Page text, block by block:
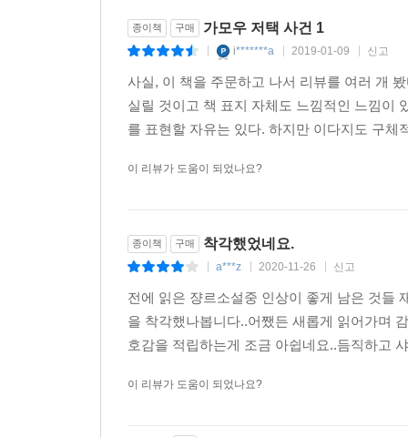
종이책 구매 가모우 저택 사건 1
i*******a 2019-01-09 신고
사실, 이 책을 주문하고 나서 리뷰를 여러 개
실릴 것이고 책 표지 자체도 느낌적인 느낌이
를 표현할 자유는 있다. 하지만 이다지도 구
이 리뷰가 도움이 되었나요?
종이책 구매 착각했었네요.
a***z 2020-11-26 신고
전에 읽은 쟝르소설중 인상이 좋게 남은 것들
을 착각했나봅니다..어쨌든 새롭게 읽어가며
호감을 적립하는게 조금 아쉽네요..듬직하고
이 리뷰가 도움이 되었나요?